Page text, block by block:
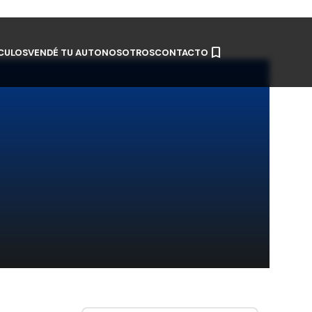
VENDÉ TU AUTONOSOTROSCONTACTO